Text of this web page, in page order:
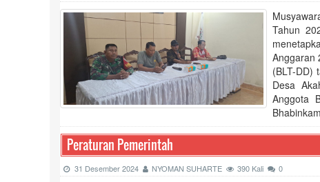
Tahun
Anggaran
(BLT-DD)
Desa
Anggota
Peraturan Pemerintah
31 Desember 2024 NYOMAN SUHARTE 390 Kali 0